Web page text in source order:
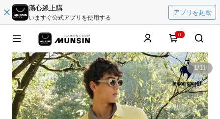
滿心線上購
いますぐ公式アプリを使用する
アプリを起動
0
1/11